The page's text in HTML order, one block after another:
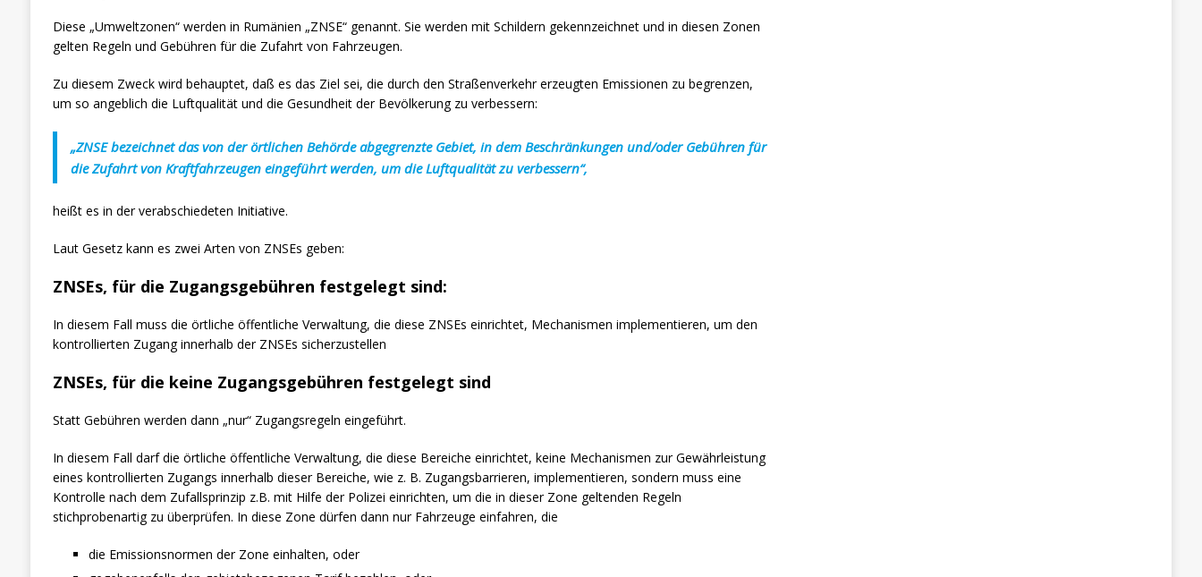
Diese „Umweltzonen“ werden in Rumänien „ZNSE“ genannt. Sie werden mit Schildern gekennzeichnet und in diesen Zonen
gelten Regeln und Gebühren für die Zufahrt von Fahrzeugen.
Zu diesem Zweck wird behauptet, daß es das Ziel sei, die durch den Straßenverkehr erzeugten Emissionen zu begrenzen,
um so angeblich die Luftqualität und die Gesundheit der Bevölkerung zu verbessern:
„ZNSE bezeichnet das von der örtlichen Behörde abgegrenzte Gebiet, in dem Beschränkungen und/oder Gebühren für
die Zufahrt von Kraftfahrzeugen eingeführt werden, um die Luftqualität zu verbessern“,
heißt es in der verabschiedeten Initiative.
Laut Gesetz kann es zwei Arten von ZNSEs geben:
ZNSEs, für die Zugangsgebühren festgelegt sind:
In diesem Fall muss die örtliche öffentliche Verwaltung, die diese ZNSEs einrichtet, Mechanismen implementieren, um den
kontrollierten Zugang innerhalb der ZNSEs sicherzustellen
ZNSEs, für die keine Zugangsgebühren festgelegt sind
Statt Gebühren werden dann „nur“ Zugangsregeln eingeführt.
In diesem Fall darf die örtliche öffentliche Verwaltung, die diese Bereiche einrichtet, keine Mechanismen zur Gewährleistung
eines kontrollierten Zugangs innerhalb dieser Bereiche, wie z. B. Zugangsbarrieren, implementieren, sondern muss eine
Kontrolle nach dem Zufallsprinzip z.B. mit Hilfe der Polizei einrichten, um die in dieser Zone geltenden Regeln
stichprobenartig zu überprüfen. In diese Zone dürfen dann nur Fahrzeuge einfahren, die
die Emissionsnormen der Zone einhalten, oder